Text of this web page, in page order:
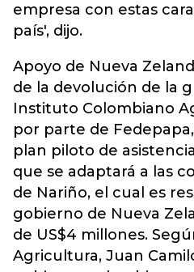
empresa con estas
país', dijo.
Apoyo de Nueva
de la devolución de la
Instituto Colombiano
por parte de
plan piloto de
que se adaptará a las
de Nariño, el cual es
gobierno de Nueva
de US$4 millones.
Agricultura, Juan